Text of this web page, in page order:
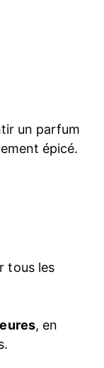
un parfum
épicé.
tous les
, en